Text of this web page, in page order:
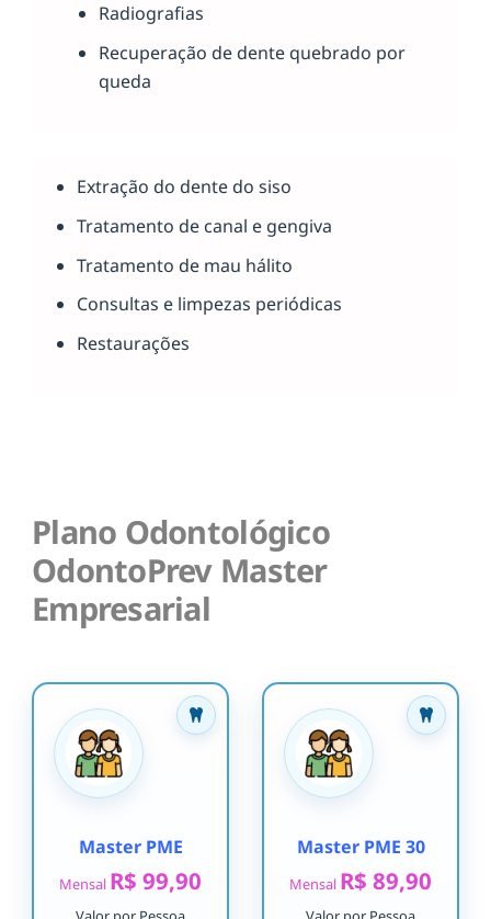
Radiografias
Recuperação de dente quebrado por
queda
Extração do dente do siso
Tratamento de canal e gengiva
Tratamento de mau hálito
Consultas e limpezas periódicas
Restaurações
Plano Odontológico
OdontoPrev Master
Empresarial
Master PME
Mensal R$ 99,90
Master PME 30
Mensal R$ 89,90